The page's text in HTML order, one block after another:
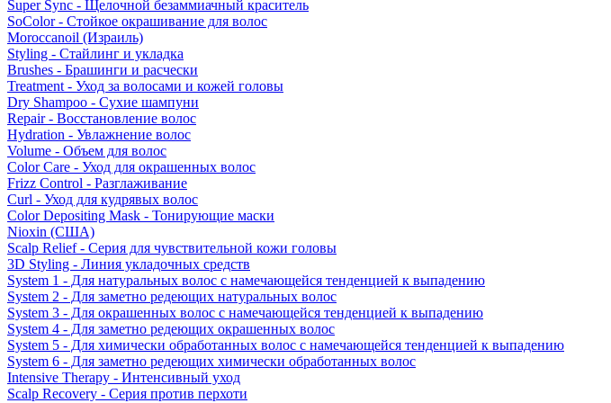
Super Sync - Щелочной безаммиачный краситель
SoColor - Стойкое окрашивание для волос
Moroccanoil (Израиль)
Styling - Стайлинг и укладка
Brushes - Брашинги и расчески
Treatment - Уход за волосами и кожей головы
Dry Shampoo - Сухие шампуни
Repair - Восстановление волос
Hydration - Увлажнение волос
Volume - Объем для волос
Color Care - Уход для окрашенных волос
Frizz Control - Разглаживание
Curl - Уход для кудрявых волос
Color Depositing Mask - Тонирующие маски
Nioxin (США)
Scalp Relief - Серия для чувствительной кожи головы
3D Styling - Линия укладочных средств
System 1 - Для натуральных волос с намечающейся тенденцией к выпадению
System 2 - Для заметно редеющих натуральных волос
System 3 - Для окрашенных волос с намечающейся тенденцией к выпадению
System 4 - Для заметно редеющих окрашенных волос
System 5 - Для химически обработанных волос с намечающейся тенденцией к выпадению
System 6 - Для заметно редеющих химически обработанных волос
Intensive Therapy - Интенсивный уход
Scalp Recovery - Серия против перхоти